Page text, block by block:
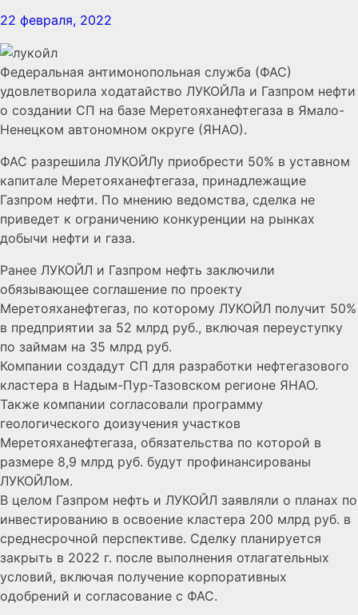
22 февраля, 2022
Федеральная антимонопольная служба (ФАС)
удовлетворила ходатайство ЛУКОЙЛа и Газпром нефти
о создании СП на базе Меретояханефтегаза в Ямало-
Ненецком автономном округе (ЯНАО).
ФАС разрешила ЛУКОЙЛу приобрести 50% в уставном
капитале Меретояханефтегаза, принадлежащие
Газпром нефти. По мнению ведомства, сделка не
приведет к ограничению конкуренции на рынках
добычи нефти и газа.
Ранее ЛУКОЙЛ и Газпром нефть заключили
обязывающее соглашение по проекту
Меретояханефтегаз, по которому ЛУКОЙЛ получит 50%
в предприятии за 52 млрд руб., включая переуступку
по займам на 35 млрд руб.
Компании создадут СП для разработки нефтегазового
кластера в Надым-Пур-Тазовском регионе ЯНАО.
Также компании согласовали программу
геологического доизучения участков
Меретояханефтегаза, обязательства по которой в
размере 8,9 млрд руб. будут профинансированы
ЛУКОЙЛом.
В целом Газпром нефть и ЛУКОЙЛ заявляли о планах по
инвестированию в освоение кластера 200 млрд руб. в
среднесрочной перспективе. Сделку планируется
закрыть в 2022 г. после выполнения отлагательных
условий, включая получение корпоративных
одобрений и согласование с ФАС.